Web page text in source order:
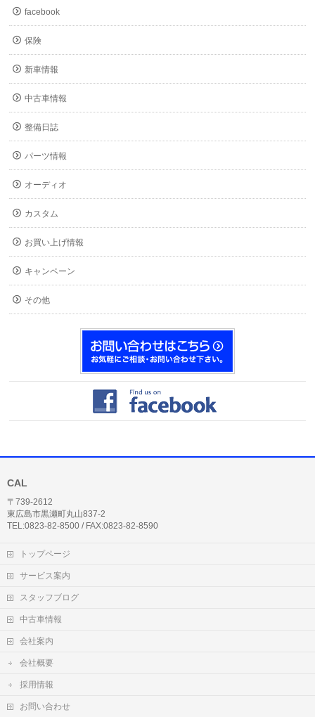
facebook
保険
新車情報
中古車情報
整備日誌
パーツ情報
オーディオ
カスタム
お買い上げ情報
キャンペーン
その他
CAL
〒739-2612
東広島市黒瀬町丸山837-2
TEL:0823-82-8500 / FAX:0823-82-8590
トップページ
サービス案内
スタッフブログ
中古車情報
会社案内
会社概要
採用情報
お問い合わせ